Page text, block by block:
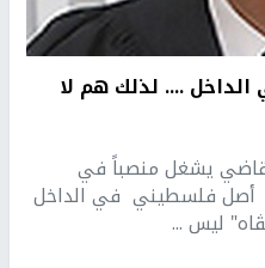
الداخل .... لذلك هم لا
قاضي يشغل منصباً في
من أصل فلسطيني في الداخل
ليس ...